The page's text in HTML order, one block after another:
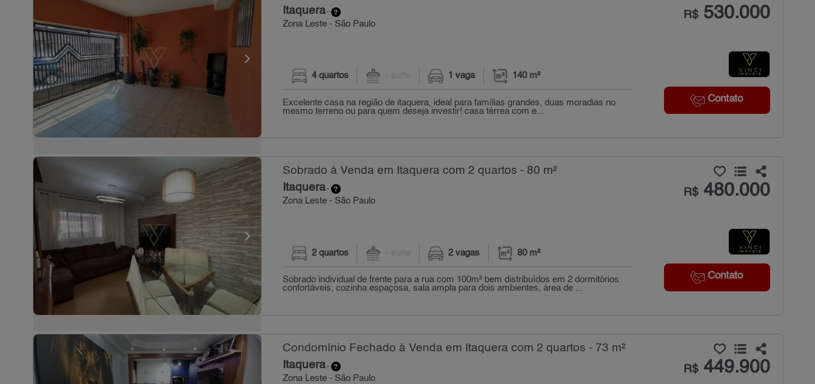
Itaquera-
Zona Leste - São Paulo
R$530.000
Contato
4 quartos - suíte 1 vaga 140 m²
Excelente casa na região de itaquera, ideal para famílias grandes, duas moradias no
mesmo terreno ou para quem deseja investir! casa térrea com e...
Sobrado à Venda em Itaquera com 2 quartos - 80 m²
Itaquera-
Zona Leste - São Paulo
R$480.000
Contato
2 quartos - suíte 2 vagas 80 m²
Sobrado individual de frente para a rua com 100m² bem distribuídos em 2 dormitórios
confortáveis, cozinha espaçosa, sala ampla para dois ambientes, área de ...
Condomínio Fechado à Venda em Itaquera com 2 quartos - 73 m²
Itaquera-
Zona Leste - São Paulo
R$449.900